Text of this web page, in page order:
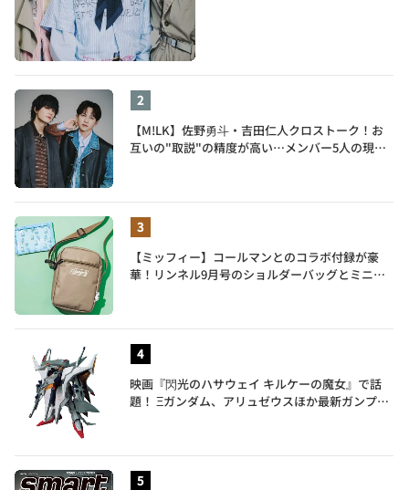
【M!LK】佐野勇斗・吉田仁人クロストーク！お
互いの"取説"の精度が高い…メンバー5人の現在
【ミッフィー】コールマンとのコラボ付録が豪
華！リンネル9月号のショルダーバッグとミニリ
映画『閃光のハサウェイ キルケーの魔女』で話
題！ Ξガンダム、アリュゼウスほか最新ガンプラ